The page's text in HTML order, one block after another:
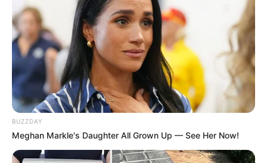
BUZZDAY
Meghan Markle's Daughter All Grown Up — See Her Now!